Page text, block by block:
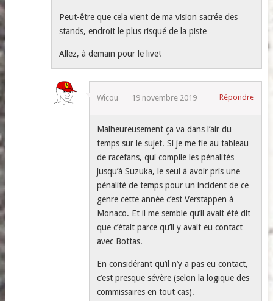
Peut-être que cela vient de ma vision sacrée des
stands, endroit le plus risqué de la piste…
Allez, à demain pour le live!
Wicou 19 novembre 2019 Répondre
Malheureusement ça va dans l’air du
temps sur le sujet. Si je me fie au tableau
de racefans, qui compile les pénalités
jusqu’à Suzuka, le seul à avoir pris une
pénalité de temps pour un incident de ce
genre cette année c’est Verstappen à
Monaco. Et il me semble qu’il avait été dit
que c’était parce qu’il y avait eu contact
avec Bottas.
En considérant qu’il n’y a pas eu contact,
c’est presque sévère (selon la logique des
commissaires en tout cas).